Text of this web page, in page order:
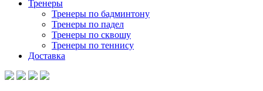
Тренеры
Тренеры по бадминтону
Тренеры по падел
Тренеры по сквошу
Тренеры по теннису
Доставка